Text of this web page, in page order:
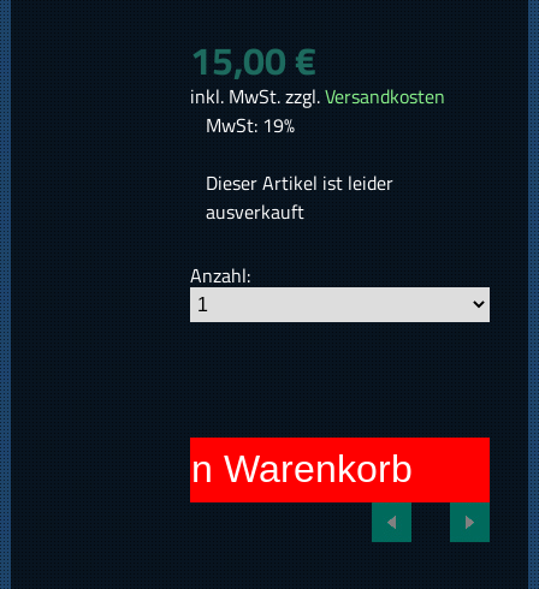
15,00 €
inkl. MwSt. zzgl.Versandkosten
MwSt: 19%
Dieser Artikel ist leider
ausverkauft
Anzahl:
In den Warenkorb